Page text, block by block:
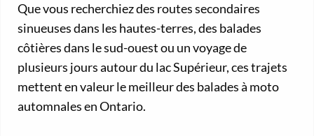
Que vous recherchiez des routes secondaires
sinueuses dans les hautes-terres, des balades
côtières dans le sud-ouest ou un voyage de
plusieurs jours autour du lac Supérieur, ces trajets
mettent en valeur le meilleur des balades à moto
automnales en Ontario.